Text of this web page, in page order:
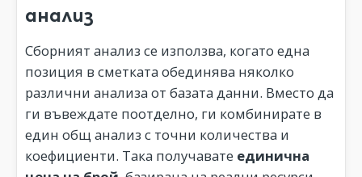
анализ
Сборният анализ се използва, когато една
позиция в сметката обединява няколко
различни анализа от базата данни. Вместо да
ги въвеждате поотделно, ги комбинирате в
един общ анализ с точни количества и
коефициенти. Така получавате единична